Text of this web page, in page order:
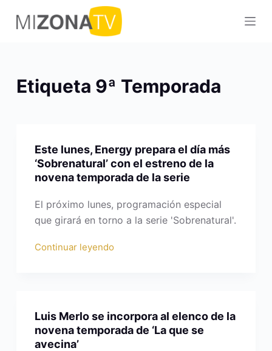
S
a
aEtiqueta 9ª Temporada
Este lunes, Energy prepara el día más
‘Sobrenatural’ con el estreno de la
novena temporada de la serie
El próximo lunes, programación especial
que girará en torno a la serie 'Sobrenatural'.
Continuar leyendo
Luis Merlo se incorpora al elenco de la
novena temporada de ‘La que se
avecina’